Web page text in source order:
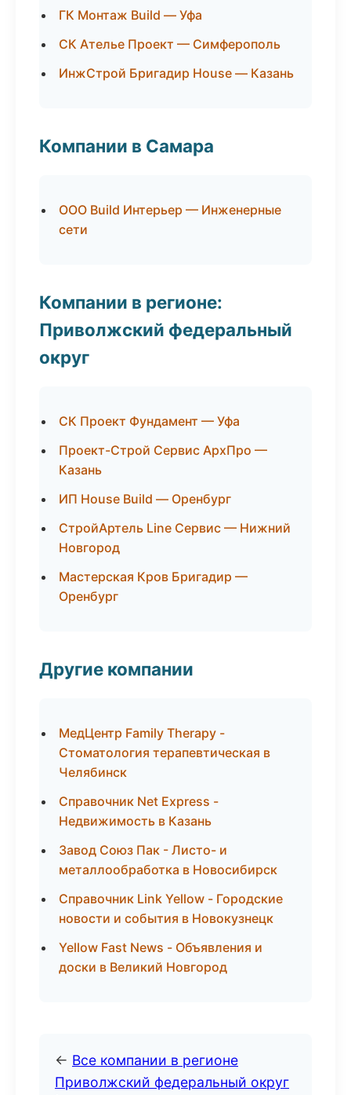
ГК Монтаж Build — Уфа
СК Ателье Проект — Симферополь
ИнжСтрой Бригадир House — Казань
Компании в Самара
ООО Build Интерьер — Инженерные
сети
Компании в регионе:
Приволжский федеральный
округ
СК Проект Фундамент — Уфа
Проект-Строй Сервис АрхПро —
Казань
ИП House Build — Оренбург
СтройАртель Line Сервис — Нижний
Новгород
Мастерская Кров Бригадир —
Оренбург
Другие компании
МедЦентр Family Therapy -
Стоматология терапевтическая в
Челябинск
Справочник Net Express -
Недвижимость в Казань
Завод Союз Пак - Листо- и
металлообработка в Новосибирск
Справочник Link Yellow - Городские
новости и события в Новокузнецк
Yellow Fast News - Объявления и
доски в Великий Новгород
← Все компании в регионе
Приволжский федеральный округ